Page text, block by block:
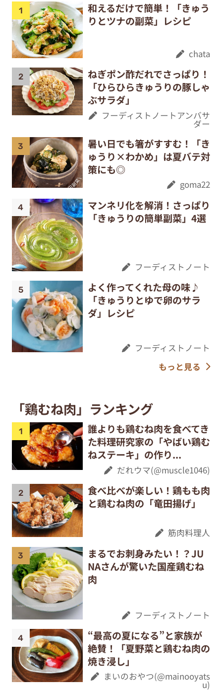
和えるだけで簡単！「きゅう
りとツナの副菜」レシピ
chata
ねぎポン酢だれでさっぱり！
「ひらひらきゅうりの豚しゃ
ぶサラダ」
フーディストノートアンバサ
ダー
暑い日でも箸がすすむ！「き
ゅうり×わかめ」は夏バテ対
策にも◎
goma22
マンネリ化を解消！さっぱり
「きゅうりの簡単副菜」4選
フーディストノート
よく作ってくれた母の味♪
「きゅうりとゆで卵のサラ
ダ」レシピ
フーディストノート
もっと見る
「鶏むね肉」ランキング
誰よりも鶏むね肉を食べてき
た料理研究家の「やばい鶏む
ねステーキ」の作り...
だれウマ(@muscle1046)
食べ比べが楽しい！鶏もも肉
と鶏むね肉の「竜田揚げ」
筋肉料理人
まるでお刺身みたい！？JU
NAさんが驚いた国産鶏むね
肉
フーディストノート
“最高の夏になる”と家族が
絶賛！「夏野菜と鶏むね肉の
焼き浸し」
まいのおやつ(@mainooyats
u)